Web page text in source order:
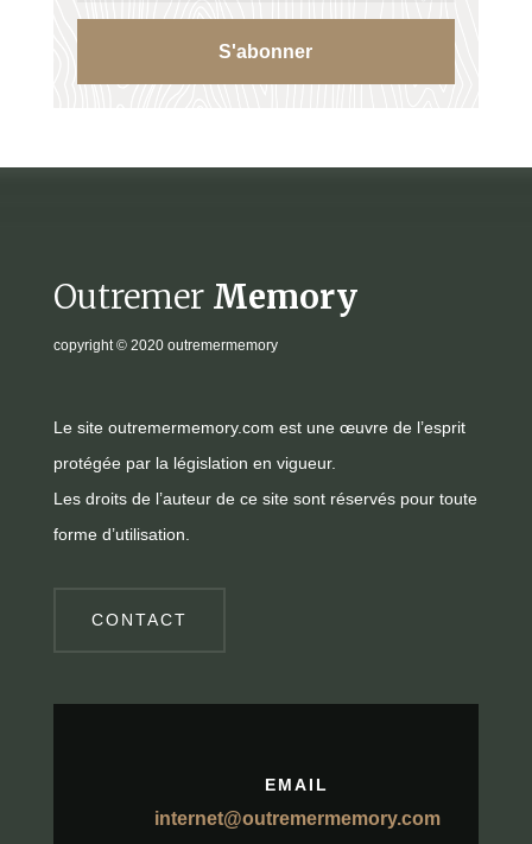
S'abonner
Outremer Memory
copyright © 2020 outremermemory
Le site outremermemory.com est une œuvre de l’esprit
protégée par la législation en vigueur.
Les droits de l’auteur de ce site sont réservés pour toute
forme d’utilisation.
CONTACT
EMAIL
internet@outremermemory.com